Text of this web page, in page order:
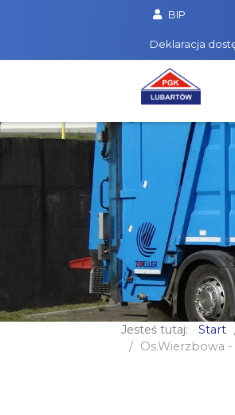
BIP
Deklaracja
Jesteś tutaj: Start
Os.Wierzbowa